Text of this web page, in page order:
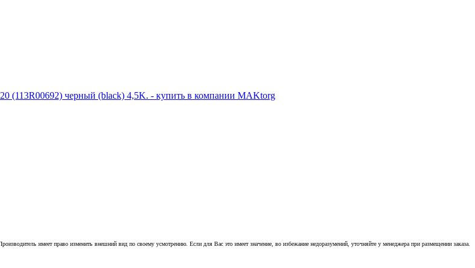
имеет право изменить внешний вид по своему усмотрению. Если для Вас это имеет значение, во избежание недоразумений, уточняйте у менеджера при размещении заказа.